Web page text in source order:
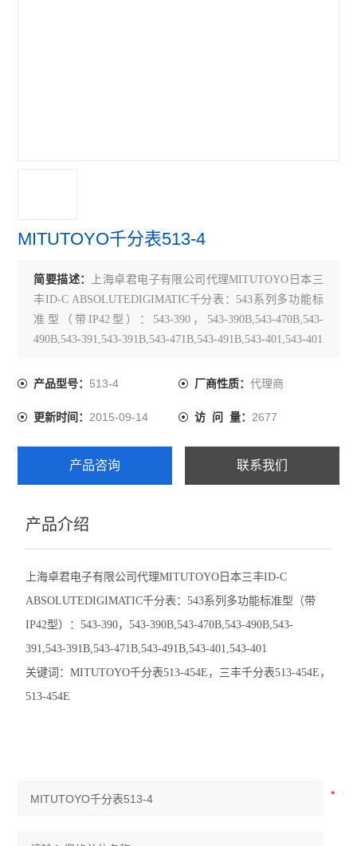
SK新泻
ELSEN爱森
佐藤SATO
瑞士TETKO
横河YOKOGAWA
赛发SEFAR
新宝SHIMPO
查看全部 >>
MITUTOYO千分表513-4
简要描述：
上海卓君电子有限公司代理MITUTOYO日本三
丰ID-C ABSOLUTEDIGIMATIC千分表：543系列多功能标
准型（带IP42型）：543-390，543-390B,543-470B,543-
490B,543-391,543-391B,543-471B,543-491B,543-401,543-401
454E，513-4
产品型号： 513-4 厂商性质： 代理商
更新时间：2015-09-14 访 问 量： 2677
产品咨询 联系我们
产品介绍
上海卓君电子有限公司代理MITUTOYO日本三丰ID-C
ABSOLUTEDIGIMATIC千分表：543系列多功能标准型（带
IP42型）：543-390，543-390B,543-470B,543-490B,543-
391,543-391B,543-471B,543-491B,543-401,543-401
关键词：MITUTOYO千分表513-454E ，三丰千分表513-454E ，
513-454E